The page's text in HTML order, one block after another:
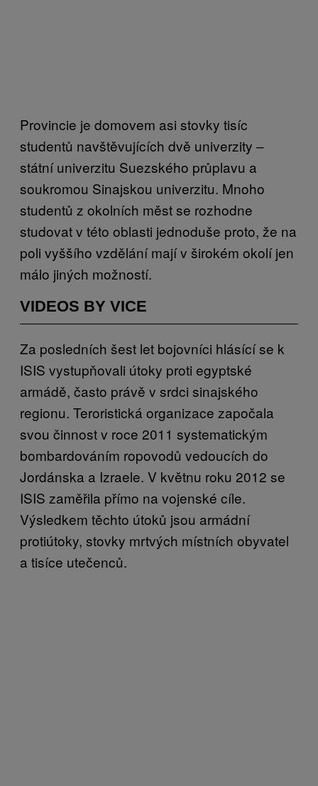
Provincie je domovem asi stovky tisíc
studentů navštěvujících dvě univerzity –
státní univerzitu Suezského průplavu a
soukromou Sinajskou univerzitu. Mnoho
studentů z okolních měst se rozhodne
studovat v této oblasti jednoduše proto, že na
poli vyššího vzdělání mají v širokém okolí jen
málo jiných možností.
VIDEOS BY VICE
Za posledních šest let bojovníci hlásící se k
ISIS vystupňovali útoky proti egyptské
armádě, často právě v srdci sinajského
regionu. Teroristická organizace započala
svou činnost v roce 2011 systematickým
bombardováním ropovodů vedoucích do
Jordánska a Izraele. V květnu roku 2012 se
ISIS zaměřila přímo na vojenské cíle.
Výsledkem těchto útoků jsou armádní
protiútoky, stovky mrtvých místních obyvatel
a tisíce utečenců.